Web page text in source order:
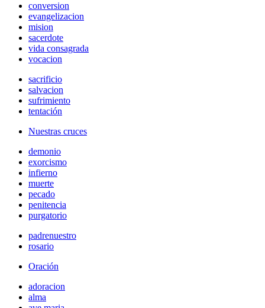
conversion
evangelizacion
mision
sacerdote
vida consagrada
vocacion
sacrificio
salvacion
sufrimiento
tentación
Nuestras cruces
demonio
exorcismo
infierno
muerte
pecado
penitencia
purgatorio
padrenuestro
rosario
Oración
adoracion
alma